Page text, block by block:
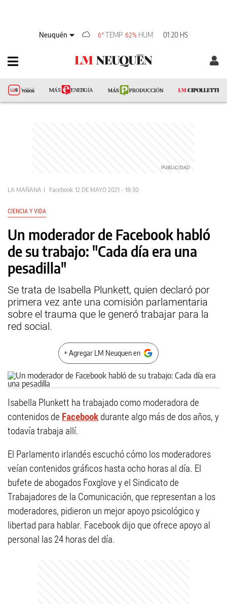
Neuquén 6°TEMP 62% HUM 01:20 HS
LA MAÑANA Facebook 12 DE MAYO 2021 - 18:30
CIENCIA Y VIDA
Un moderador de Facebook habló
de su trabajo: "Cada día era una
pesadilla"
Se trata de Isabella Plunkett, quien declaró por
primera vez ante una comisión parlamentaria
sobre el trauma que le generó trabajar para la
red social.
+ Agregar LM Neuquen en
Isabella Plunkett ha trabajado como moderadora de
contenidos de Facebook durante algo más de dos años, y
todavía trabaja allí.
El Parlamento irlandés escuchó cómo los moderadores
veían contenidos gráficos hasta ocho horas al día. El
bufete de abogados Foxglove y el Sindicato de
Trabajadores de la Comunicación, que representan a los
moderadores, pidieron un mejor apoyo psicológico y
libertad para hablar. Facebook dijo que ofrece apoyo al
personal las 24 horas del día.